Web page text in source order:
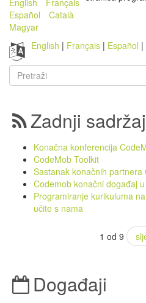
Español
Català
Magyar
English Français Español
Obrazac
Zadnji sadržaj
Konačna konferencija
CodeMob Toolkit
Sastanak konačnih partnera
Codemob konačni događaj
Programiranje kurikuluma
učite s nama
1 od 9
Događaji